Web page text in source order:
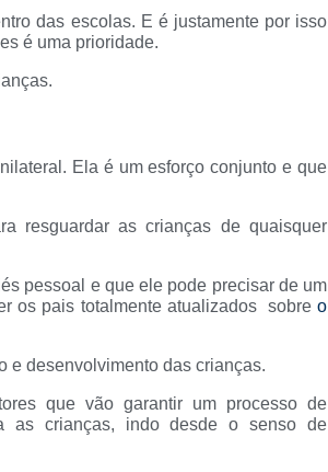
das escolas. E é justamente por isso
é uma prioridade.
Ela é um esforço conjunto e que
resguardar as crianças de quaisquer
pessoal e que ele pode precisar de um
os pais totalmente atualizados sobre o
e desenvolvimento das crianças.
que vão garantir um processo de
as crianças, indo desde o senso de